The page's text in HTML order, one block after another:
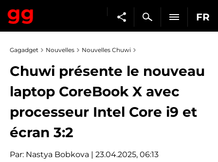
FR
Gagadget Nouvelles Nouvelles Chuwi
Chuwi présente le nouveau
laptop CoreBook X avec
processeur Intel Core i9 et
écran 3:2
Par: Nastya Bobkova | 23.04.2025, 06:13